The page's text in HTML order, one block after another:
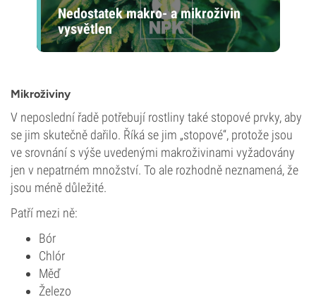
Nedostatek makro- a mikroživin
vysvětlen
Mikroživiny
V neposlední řadě potřebují rostliny také stopové prvky, aby
se jim skutečně dařilo. Říká se jim „stopové“, protože jsou
ve srovnání s výše uvedenými makroživinami vyžadovány
jen v nepatrném množství. To ale rozhodně neznamená, že
jsou méně důležité.
Patří mezi ně:
Bór
Chlór
Měď
Železo